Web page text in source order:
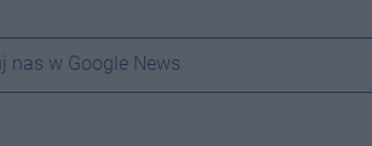
nas w Google News